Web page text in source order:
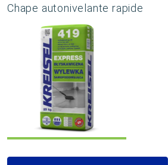
Chape autonivelante rapide